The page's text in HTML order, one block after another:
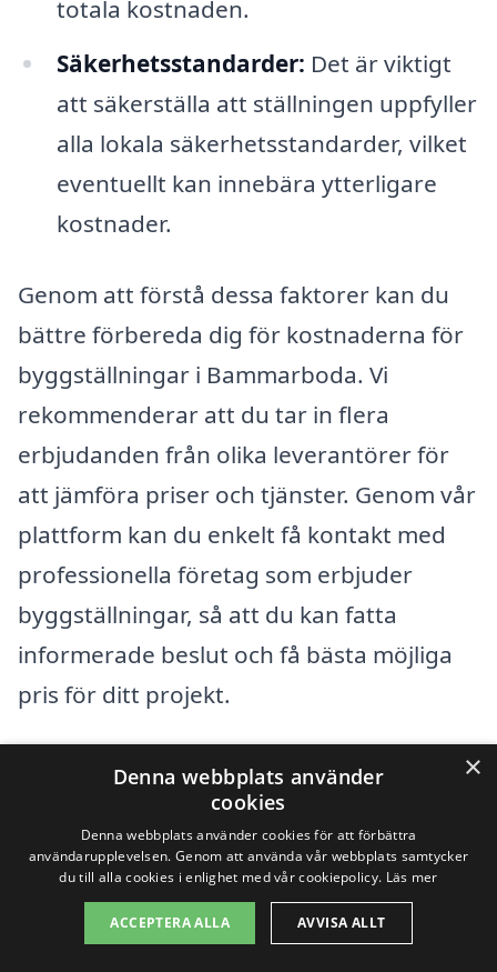
totala kostnaden.
Säkerhetsstandarder: Det är viktigt
att säkerställa att ställningen uppfyller
alla lokala säkerhetsstandarder, vilket
eventuellt kan innebära ytterligare
kostnader.
Genom att förstå dessa faktorer kan du
bättre förbereda dig för kostnaderna för
byggställningar i Bammarboda. Vi
rekommenderar att du tar in flera
erbjudanden från olika leverantörer för
att jämföra priser och tjänster. Genom vår
plattform kan du enkelt få kontakt med
professionella företag som erbjuder
byggställningar, så att du kan fatta
informerade beslut och få bästa möjliga
pris för ditt projekt.
Få 3 erbjudanden, gratis och utan
Sök efter en
×
Denna webbplats använder
cookies
Denna webbplats använder cookies för att förbättra
användarupplevelsen. Genom att använda vår webbplats samtycker
du till alla cookies i enlighet med vår cookiepolicy. Läs mer
ACCEPTERA ALLA AVVISA ALLT